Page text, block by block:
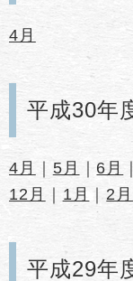
4月
平成30年
4月 ｜ 5月 ｜ 6月 ｜
12月
｜ 1月 ｜ 2月
平成29年